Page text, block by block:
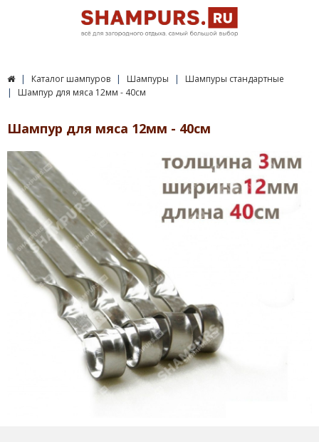
Каталог шампуров Шампуры
Шампуры стандартные
Шампур для мяса 12мм - 40см
Шампур для мяса 12мм - 40см